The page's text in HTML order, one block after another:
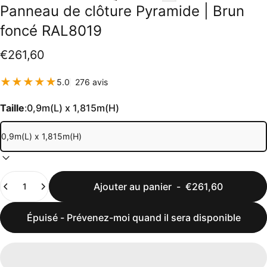
Panneau de clôture Pyramide
Brun
foncé RAL8019
€261,60
5.0 276 avis276 total des critiques
Taille:0,9m(L) x 1,815m(H)
Quantité
Ajouter au panier- €261,60
Épuisé - Prévenez-moi quand il sera disponible